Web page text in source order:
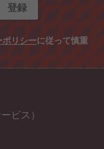
登録
リシーに従って慎重
ビス）